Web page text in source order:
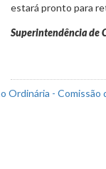
estará pronto para
Superintendência de